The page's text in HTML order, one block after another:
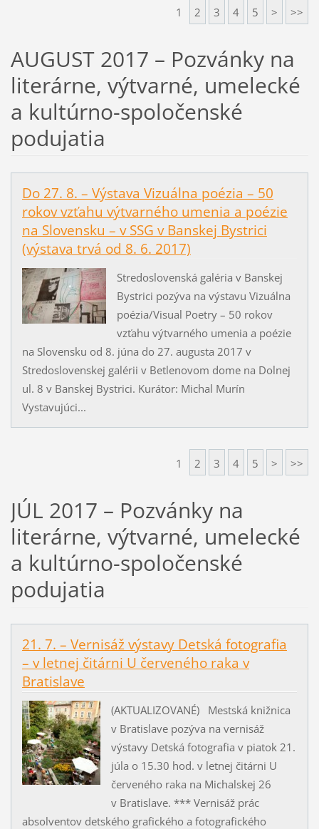
1 2 3 4 5 > >>
AUGUST 2017 – Pozvánky na
literárne, výtvarné, umelecké
a kultúrno-spoločenské
podujatia
Do 27. 8. – Výstava Vizuálna poézia – 50
rokov vzťahu výtvarného umenia a poézie
na Slovensku – v SSG v Banskej Bystrici
(výstava trvá od 8. 6. 2017)
Stredoslovenská galéria v Banskej
Bystrici pozýva na výstavu Vizuálna
poézia/Visual Poetry – 50 rokov
vzťahu výtvarného umenia a poézie
na Slovensku od 8. júna do 27. augusta 2017 v
Stredoslovenskej galérii v Betlenovom dome na Dolnej
ul. 8 v Banskej Bystrici. Kurátor: Michal Murín
Vystavujúci...
1 2 3 4 5 > >>
JÚL 2017 – Pozvánky na
literárne, výtvarné, umelecké
a kultúrno-spoločenské
podujatia
21. 7. – Vernisáž výstavy Detská fotografia
– v letnej čitárni U červeného raka v
Bratislave
(AKTUALIZOVANÉ) Mestská knižnica
v Bratislave pozýva na vernisáž
výstavy Detská fotografia v piatok 21.
júla o 15.30 hod. v letnej čitárni U
červeného raka na Michalskej 26
v Bratislave. *** Vernisáž prác
absolventov detského grafického a fotografického